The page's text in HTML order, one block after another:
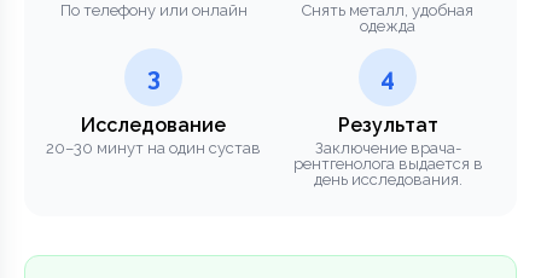
По телефону или онлайн
Снять металл, удобная
одежда
3
Исследование
20–30 минут на один сустав
4
Результат
Заключение врача-
рентгенолога выдается в
день исследования.